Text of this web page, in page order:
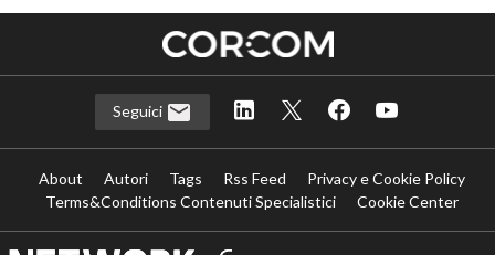
Seguici
About Autori Tags Rss Feed
Privacy e Cookie Policy
Terms&Conditions Contenuti Specialistici
Cookie Center